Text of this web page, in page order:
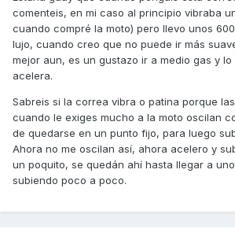
comenteis, en mi caso al principio vibraba
cuando compré la moto) pero llevo unos
lujo, cuando creo que no puede ir más
mejor aun, es un gustazo ir a medio gas y
acelera.
Sabreis si la correa vibra o patina porque
cuando le exiges mucho a la moto oscilan
de quedarse en un punto fijo, para luego
Ahora no me oscilan así, ahora acelero y
un poquito, se quedán ahí hasta llegar a
subiendo poco a poco.